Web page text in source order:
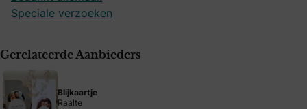
Speciale verzoeken
Gerelateerde Aanbieders
Blijkaartje
Raalte